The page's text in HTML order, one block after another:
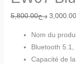
د.ج5,800.00 3,000.00
Nom du
Bluetooth
Capacité de